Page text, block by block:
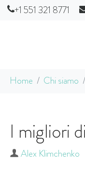
Skip to main content
+1 551 321 8771
You are here:
Home Chi siamo
I migliori
Author
Alex Klimchenko